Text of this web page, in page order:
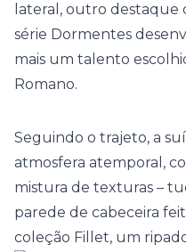
lateral, outro destaque
série Dormentes
mais um talento
Romano.
Seguindo o trajeto, a
atmosfera atemporal,
mistura de texturas –
parede de cabeceira
coleção Fillet, um